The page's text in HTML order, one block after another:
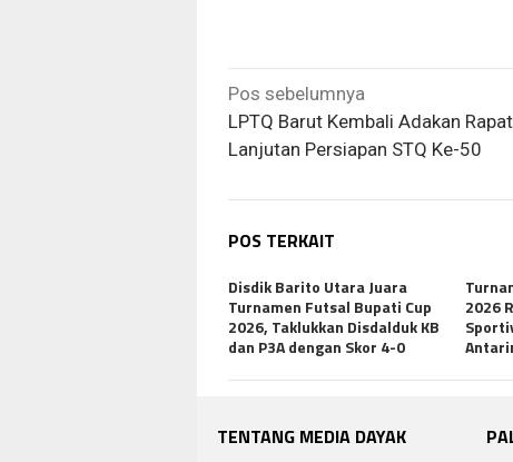
Navigasi
pos
Pos sebelumnya
LPTQ Barut Kembali Adakan Rapat
Lanjutan Persiapan STQ Ke-50
POS TERKAIT
Disdik Barito Utara Juara
Turnamen Futsal Bupati Cup
2026, Taklukkan Disdalduk KB
dan P3A dengan Skor 4-0
2026
TENTANG MEDIA DAYAK